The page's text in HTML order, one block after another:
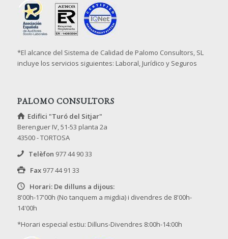
*El alcance del Sistema de Calidad de Palomo Consultors, SL
incluye los servicios siguientes: Laboral, Jurídico y Seguros
PALOMO CONSULTORS
Edifici "Turó del Sitjar"
Berenguer IV, 51-53 planta 2a
43500 - TORTOSA
Telèfon 977 44 90 33
Fax 977 44 91 33
Horari: De dilluns a dijous:
8'00h-17'00h (No tanquem a migdia) i divendres de 8'00h-
14'00h
*Horari especial estiu: Dilluns-Divendres 8:00h-14:00h